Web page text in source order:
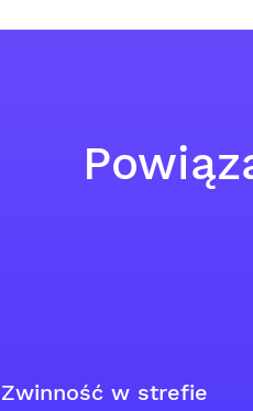
Zwinność w strefie